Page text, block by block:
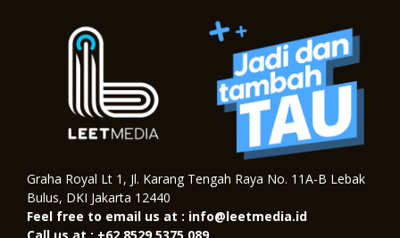
Graha Royal Lt 1, Jl. Karang Tengah Raya No. 11A-B Lebak
Bulus, DKI Jakarta 12440
Feel free to email us at : info@leetmedia.id
Call us at : +62 8529 5375 089